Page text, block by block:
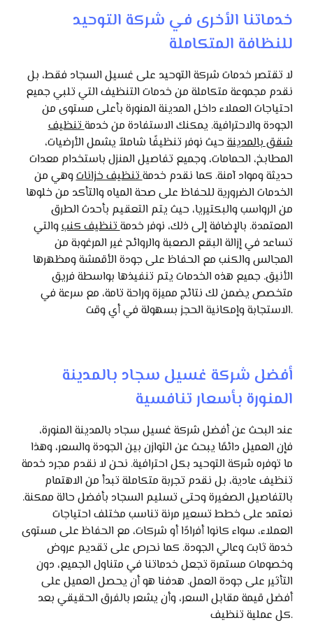
خدماتنا الأخرى في شركة التوحيد
للنظافة المتكاملة
لا تقتصر خدمات شركة التوحيد على غسيل السجاد فقط، بل
نقدم مجموعة متكاملة من خدمات التنظيف التي تلبي جميع
احتياجات العملاء داخل المدينة المنورة بأعلى مستوى من
الجودة والاحترافية. يمكنك الاستفادة من خدمةتنظيف
شقق بالمدينةحيث نوفر تنظيفًا شاملاً يشمل الأرضيات،
المطابخ، الحمامات، وجميع تفاصيل المنزل باستخدام معدات
حديثة ومواد آمنة. كما نقدم خدمةتنظيف خزاناتوهي من
الخدمات الضرورية للحفاظ على صحة المياه والتأكد من خلوها
من الرواسب والبكتيريا، حيث يتم التعقيم بأحدث الطرق
المعتمدة. بالإضافة إلى ذلك، نوفر خدمةتنظيف كنبوالتي
تساعد في إزالة البقع الصعبة والروائح غير المرغوبة من
المجالس والكنب مع الحفاظ على جودة الأقمشة ومظهرها
الأنيق. جميع هذه الخدمات يتم تنفيذها بواسطة فريق
متخصص يضمن لك نتائج مميزة وراحة تامة، مع سرعة في
الاستجابة وإمكانية الحجز بسهولة في أي وقت.
أفضل شركة غسيل سجاد بالمدينة
المنورة بأسعار تنافسية
عند البحث عن أفضل شركة غسيل سجاد بالمدينة المنورة،
فإن العميل دائمًا يبحث عن التوازن بين الجودة والسعر، وهذا
ما توفره شركة التوحيد بكل احترافية. نحن لا نقدم مجرد خدمة
تنظيف عادية، بل نقدم تجربة متكاملة تبدأ من الاهتمام
بالتفاصيل الصغيرة وحتى تسليم السجاد بأفضل حالة ممكنة.
نعتمد على خطط تسعير مرنة تناسب مختلف احتياجات
العملاء، سواء كانوا أفرادًا أو شركات، مع الحفاظ على مستوى
خدمة ثابت وعالي الجودة. كما نحرص على تقديم عروض
وخصومات مستمرة تجعل خدماتنا في متناول الجميع، دون
التأثير على جودة العمل. هدفنا هو أن يحصل العميل على
أفضل قيمة مقابل السعر، وأن يشعر بالفرق الحقيقي بعد
كل عملية تنظيف.